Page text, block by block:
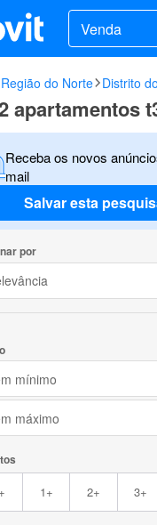
Venda
Região do Norte Distrito
apartamentos
Receba os novos
mail
Salvar esta
por
mínimo
máximo
1+ 2+ 3+